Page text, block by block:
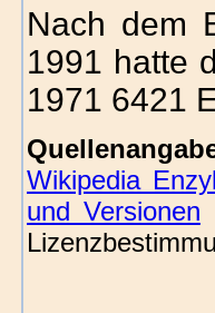
Nach dem
1991 hatte
1971 6421
Wikipedia
und Versionen